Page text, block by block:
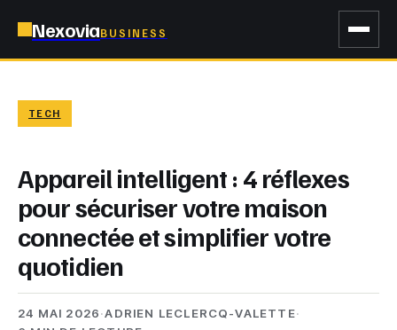
NexoviaBUSINESS
TECH
Appareil intelligent : 4 réflexes
pour sécuriser votre maison
connectée et simplifier votre
quotidien
24 MAI 2026·ADRIEN LECLERCQ-VALETTE·